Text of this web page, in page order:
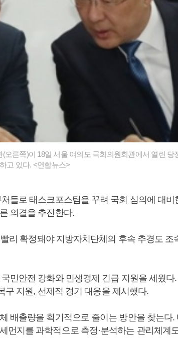
오른쪽)이 18일 서울 여의도 국회의원회관에서 열린 당
고 있다. <연합뉴스>
들로 태스크포스팀을 꾸려 국회 심의에 대비
의결을 추진한다.
리 확정돼야 지방자치단체의 후속 추경도 조
민안전 강화와 민생경제 긴급 지원을 세웠다
구 지원, 선제적 경기 대응을 제시했다.
배출량을 획기적으로 줄이는 방안을 찾는다.
먼지를 과학적으로 측정·분석하는 관리체계